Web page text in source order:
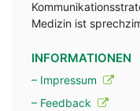
Medizin ist
INFORMATIONEN
– Impressum
– Feedback